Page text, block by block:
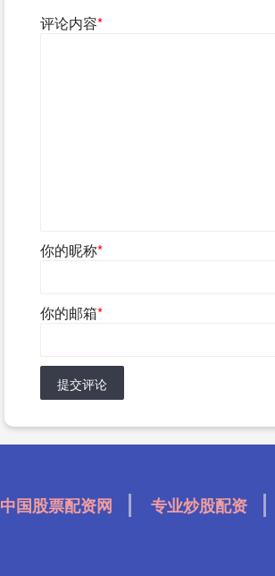
评论内容*
你的昵称*
你的邮箱*
提交评论
中国股票配资网 专业炒股配资